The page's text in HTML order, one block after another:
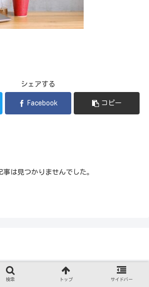
シェアする
Facebook コピー
事は見つかりませんでした。
検索 トップ サイドバー